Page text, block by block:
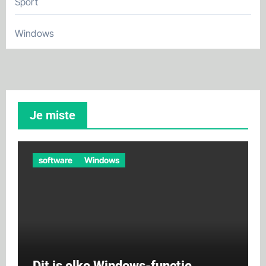
Windows
Je miste
software Windows